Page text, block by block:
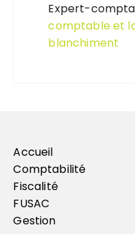
Expert-
comptable et
blanchiment
Accueil
Comptabilité
Fiscalité
FUSAC
Gestion